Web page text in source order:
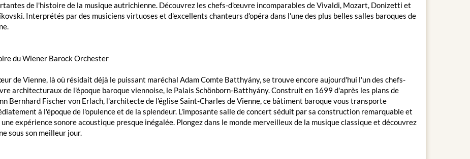
de l'histoire de la musique autrichienne. Découvrez les chefs-d'œuvre incomparables de Vivaldi, Mozart, Donizetti et
Interprétés par des musiciens virtuoses et d'excellents chanteurs d'opéra dans l'une des plus belles salles baroques de
du Wiener Barock Orchester
de Vienne, là où résidait déjà le puissant maréchal Adam Comte Batthyány, se trouve encore aujourd'hui l'un des chefs-
architecturaux de l'époque baroque viennoise, le Palais Schönborn-Batthyány. Construit en 1699 d'après les plans de
Bernhard Fischer von Erlach, l'architecte de l'église Saint-Charles de Vienne, ce bâtiment baroque vous transporte
à l'époque de l'opulence et de la splendeur. L'imposante salle de concert séduit par sa construction remarquable et
expérience sonore acoustique presque inégalée. Plongez dans le monde merveilleux de la musique classique et découvrez
sous son meilleur jour.